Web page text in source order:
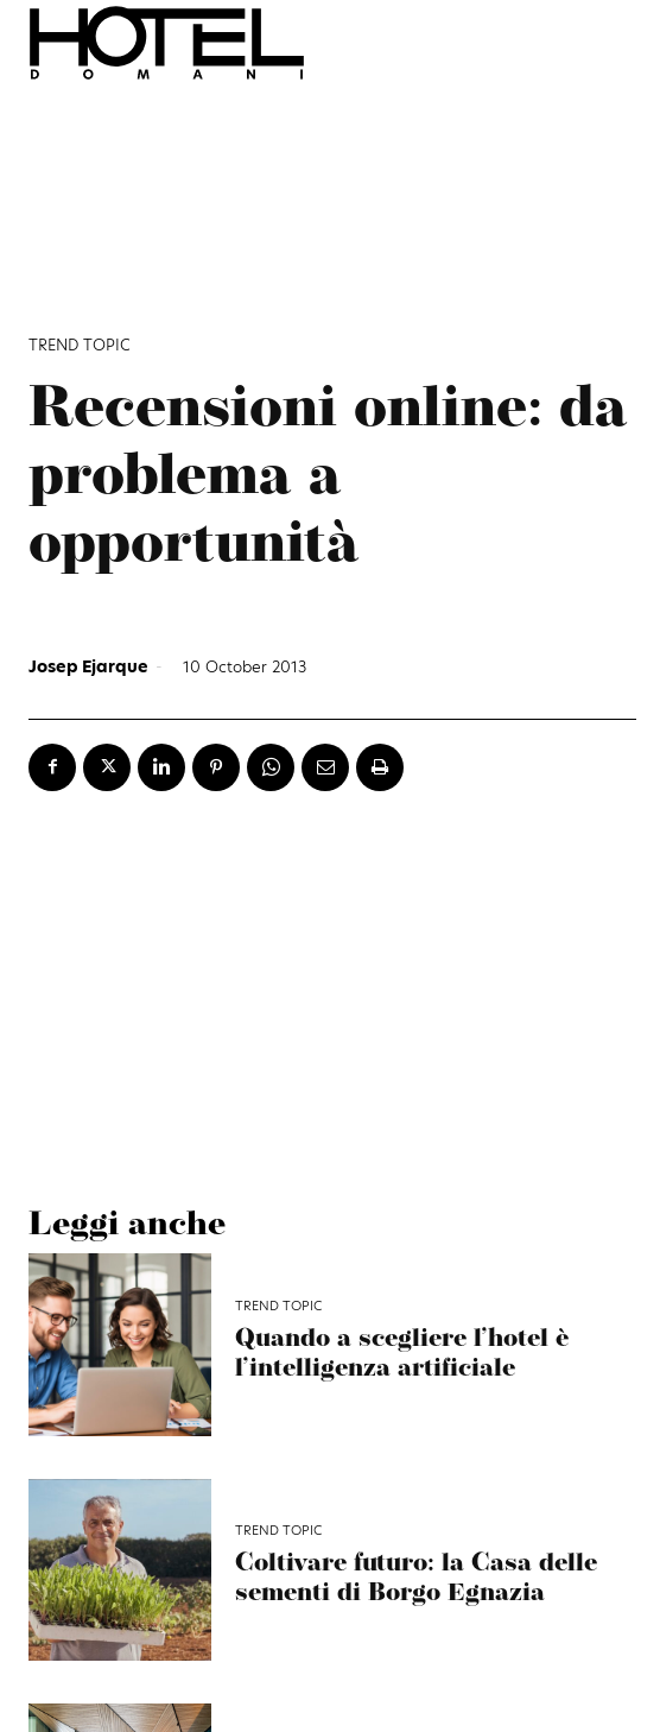
TREND TOPIC
Recensioni online: da
problema a
opportunità
Josep Ejarque - 10 October 2013
Leggi anche
TREND TOPIC
Quando a scegliere l’hotel è
l’intelligenza artificiale
TREND TOPIC
Coltivare futuro: la Casa delle
sementi di Borgo Egnazia